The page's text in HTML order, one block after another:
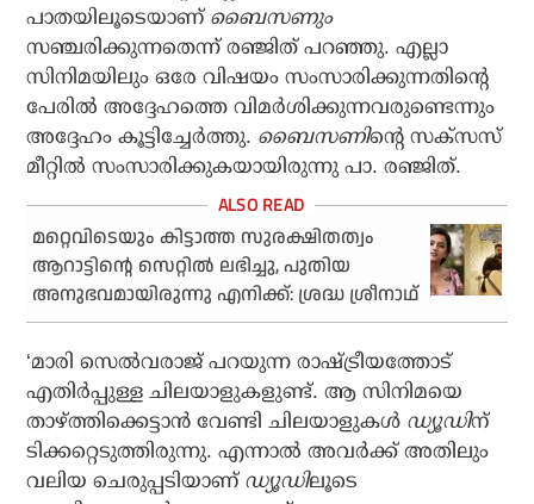
പാതയിലൂടെയാണ് ബൈസണും
സഞ്ചരിക്കുന്നതെന്ന് രഞ്ജിത് പറഞ്ഞു. എല്ലാ
സിനിമയിലും ഒരേ വിഷയം സംസാരിക്കുന്നതിന്റെ
പേരില്‍ അദ്ദേഹത്തെ വിമര്‍ശിക്കുന്നവരുണ്ടെന്നും
അദ്ദേഹം കൂട്ടിച്ചേര്‍ത്തു. ബൈസണിന്റെ സക്‌സസ്
മീറ്റില്‍ സംസാരിക്കുകയായിരുന്നു പാ. രഞ്ജിത്.
മറ്റെവിടെയും കിട്ടാത്ത സുരക്ഷിതത്വം
ആറാട്ടിന്റെ സെറ്റില്‍ ലഭിച്ചു, പുതിയ
അനുഭവമായിരുന്നു എനിക്ക്: ശ്രദ്ധ ശ്രീനാഥ്
‘മാരി സെല്‍വരാജ് പറയുന്ന രാഷ്ട്രീയത്തോട്
എതിര്‍പ്പുള്ള ചിലയാളുകളുണ്ട്. ആ സിനിമയെ
താഴ്ത്തിക്കെട്ടാന്‍ വേണ്ടി ചിലയാളുകള്‍ ഡ്യൂഡിന്
ടിക്കറ്റെടുത്തിരുന്നു. എന്നാല്‍ അവര്‍ക്ക് അതിലും
വലിയ ചെരുപ്പടിയാണ് ഡ്യൂഡിലൂടെ